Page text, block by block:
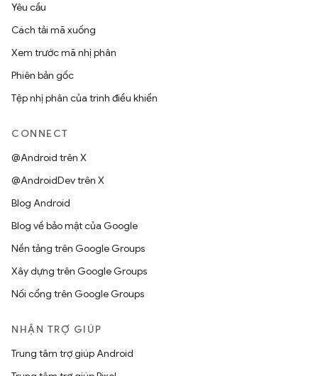
Yêu cầu
Cách tải mã xuống
Xem trước mã nhị phân
Phiên bản gốc
Tệp nhị phân của trình điều khiển
CONNECT
@Android trên X
@AndroidDev trên X
Blog Android
Blog về bảo mật của Google
Nền tảng trên Google Groups
Xây dựng trên Google Groups
Nối cổng trên Google Groups
NHẬN TRỢ GIÚP
Trung tâm trợ giúp Android